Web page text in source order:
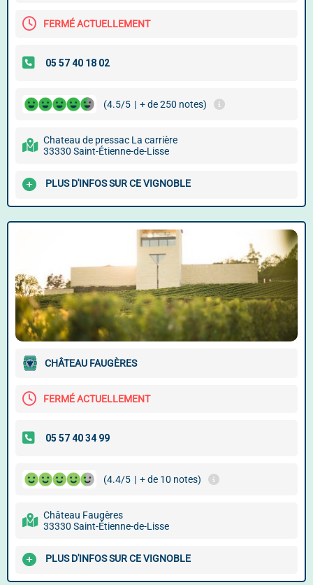
FERMÉ ACTUELLEMENT
(4.5/5 | + de 250 notes)
Chateau de pressac La carrière
33330 Saint-Étienne-de-Lisse
PLUS D'INFOS SUR CE VIGNOBLE
CHÂTEAU FAUGÈRES
FERMÉ ACTUELLEMENT
(4.4/5 | + de 10 notes)
Château Faugères
33330 Saint-Étienne-de-Lisse
PLUS D'INFOS SUR CE VIGNOBLE